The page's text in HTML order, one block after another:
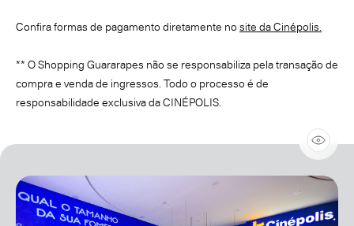
Confira formas de pagamento diretamente no site da Cinépolis.
** O Shopping Guararapes não se responsabiliza pela transação de
compra e venda de ingressos. Todo o processo é de
responsabilidade exclusiva da CINÉPOLIS.